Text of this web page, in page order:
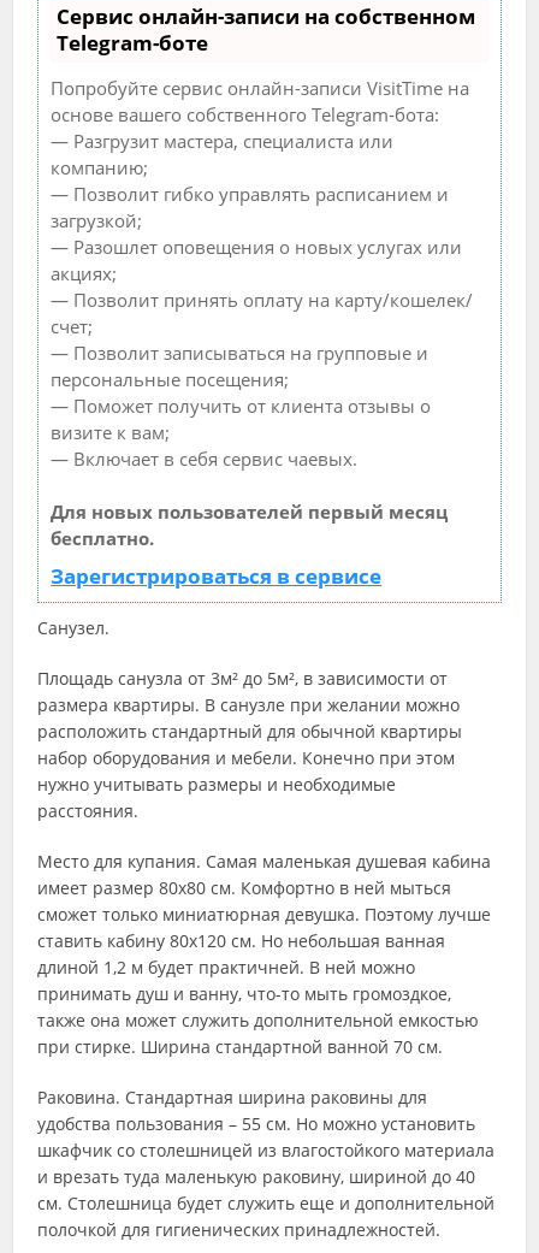
Сервис онлайн-записи на собственном
Telegram-боте
Попробуйте сервис онлайн-записи VisitTime на
основе вашего собственного Telegram-бота:
— Разгрузит мастера, специалиста или
компанию;
— Позволит гибко управлять расписанием и
загрузкой;
— Разошлет оповещения о новых услугах или
акциях;
— Позволит принять оплату на карту/кошелек/
счет;
— Позволит записываться на групповые и
персональные посещения;
— Поможет получить от клиента отзывы о
визите к вам;
— Включает в себя сервис чаевых.
Для новых пользователей первый месяц
бесплатно.
Зарегистрироваться в сервисе
Санузел.
Площадь санузла от 3м² до 5м², в зависимости от
размера квартиры. В санузле при желании можно
расположить стандартный для обычной квартиры
набор оборудования и мебели. Конечно при этом
нужно учитывать размеры и необходимые
расстояния.
Место для купания. Самая маленькая душевая кабина
имеет размер 80х80 см. Комфортно в ней мыться
сможет только миниатюрная девушка. Поэтому лучше
ставить кабину 80х120 см. Но небольшая ванная
длиной 1,2 м будет практичней. В ней можно
принимать душ и ванну, что-то мыть громоздкое,
также она может служить дополнительной емкостью
при стирке. Ширина стандартной ванной 70 см.
Раковина. Стандартная ширина раковины для
удобства пользования – 55 см. Но можно установить
шкафчик со столешницей из влагостойкого материала
и врезать туда маленькую раковину, шириной до 40
см. Столешница будет служить еще и дополнительной
полочкой для гигиенических принадлежностей.